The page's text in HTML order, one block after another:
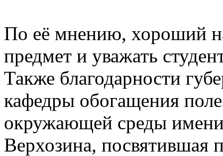
По её мнению, хороший
предмет и уважать
Также благодарности
кафедры обогащения
окружающей среды
Верхозина, посвятившая